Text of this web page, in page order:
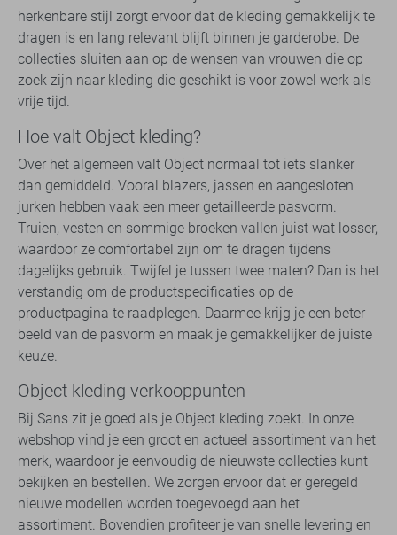
herkenbare stijl zorgt ervoor dat de kleding gemakkelijk te
dragen is en lang relevant blijft binnen je garderobe. De
collecties sluiten aan op de wensen van vrouwen die op
zoek zijn naar kleding die geschikt is voor zowel werk als
vrije tijd.
Hoe valt Object kleding?
Over het algemeen valt Object normaal tot iets slanker
dan gemiddeld. Vooral blazers, jassen en aangesloten
jurken hebben vaak een meer getailleerde pasvorm.
Truien, vesten en sommige broeken vallen juist wat losser,
waardoor ze comfortabel zijn om te dragen tijdens
dagelijks gebruik. Twijfel je tussen twee maten? Dan is het
verstandig om de productspecificaties op de
productpagina te raadplegen. Daarmee krijg je een beter
beeld van de pasvorm en maak je gemakkelijker de juiste
keuze.
Object kleding verkooppunten
Bij Sans zit je goed als je Object kleding zoekt. In onze
webshop vind je een groot en actueel assortiment van het
merk, waardoor je eenvoudig de nieuwste collecties kunt
bekijken en bestellen. We zorgen ervoor dat er geregeld
nieuwe modellen worden toegevoegd aan het
assortiment. Bovendien profiteer je van snelle levering en